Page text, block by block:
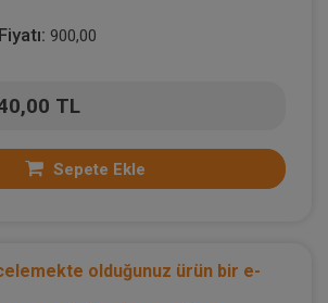
900,00
TL
Sepete Ekle
olduğunuz ürün bir e-